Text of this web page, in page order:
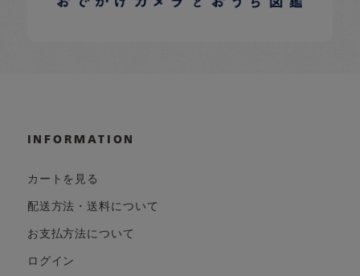
INFORMATION
カートを見る
配送方法・送料について
お支払方法について
ログイン